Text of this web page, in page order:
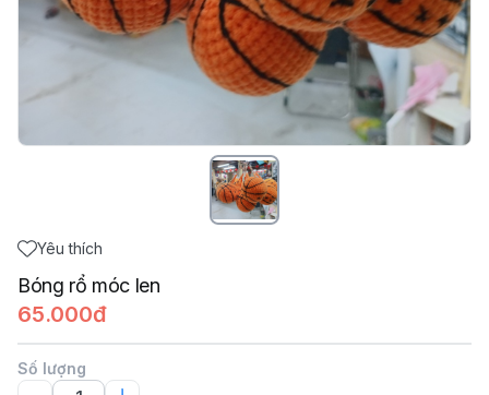
Yêu thích
Bóng rổ móc len
65.000đ
Số lượng